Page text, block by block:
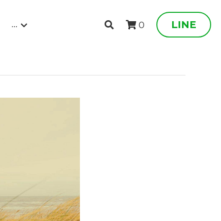
… 0 LINE